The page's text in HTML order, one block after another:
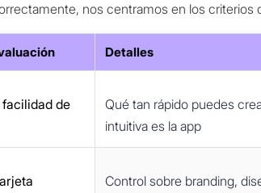
nos centramos en los
Detalles
de
Qué tan rápido puedes
intuitiva es la app
Control sobre branding,